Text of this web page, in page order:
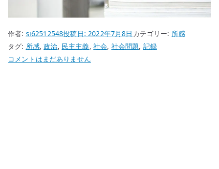
作者: si62512548投稿日:2022年7月8日 カテゴリー: 所感
タグ: 所感,政治, 民主主義, 社会, 社会問題, 記録
安
コメントはまだありません